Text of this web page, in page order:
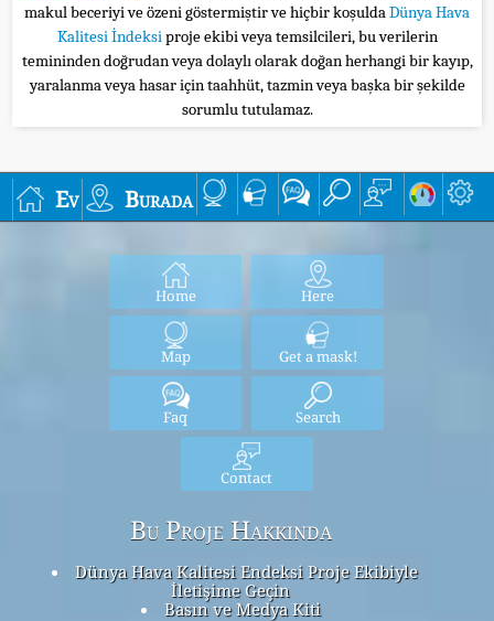
makul beceriyi ve özeni göstermiştir ve hiçbir koşuldaDünya Hava
Kalitesi İndeksiproje ekibi veya temsilcileri, bu verilerin
temininden doğrudan veya dolaylı olarak doğan herhangi bir kayıp,
yaralanma veya hasar için taahhüt, tazmin veya başka bir şekilde
sorumlu tutulamaz.
Ev Burada
Home Here
Map Get a mask!
Faq Search
Contact
Bu Proje Hakkında
Dünya Hava Kalitesi Endeksi Proje Ekibiyle
İletişime Geçin
Basın ve Medya Kiti